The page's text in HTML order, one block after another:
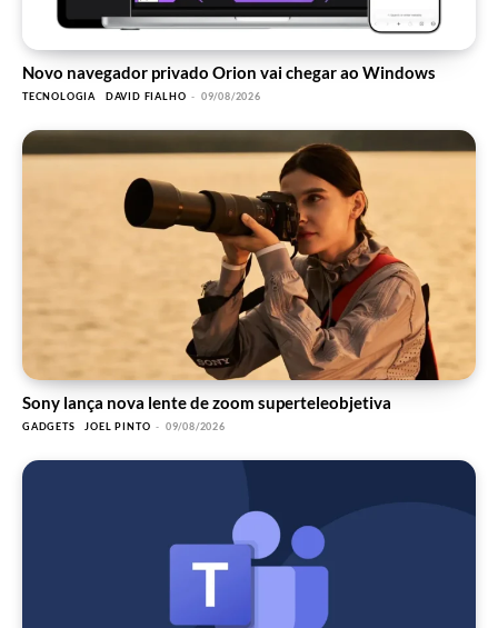
Novo navegador privado Orion vai chegar ao Windows
TECNOLOGIA DAVID FIALHO - 09/08/2026
Sony lança nova lente de zoom superteleobjetiva
GADGETS JOEL PINTO - 09/08/2026